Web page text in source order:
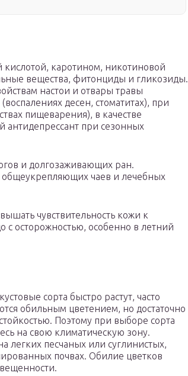
кислотой, каротином, никотиновой
вещества, фитонциды и гликозиды.
настои и отвары травы
десен, стоматитах), при
пищеварения), в качестве
антидепрессант при сезонных
и долгозаживающих ран.
общеукрепляющих чаев и лечебных
чувствительность кожи к
с осторожностью, особенно в летний
сорта быстро растут, часто
обильным цветением, но достаточно
Поэтому при выборе сорта
на свою климатическую зону.
легких песчаных или суглинистых,
почвах. Обилие цветков